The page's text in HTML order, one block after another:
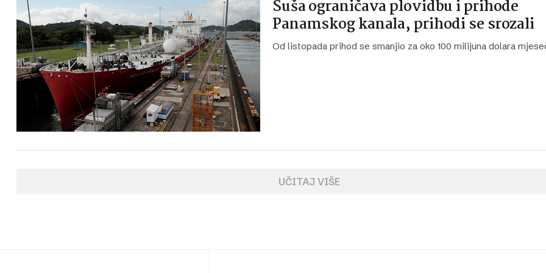
Suša ograničava plovidbu i prihode
Panamskog kanala, prihodi se srozali
Od listopada prihod se smanjio za oko 100 milijuna dolara
UČITAJ VIŠE